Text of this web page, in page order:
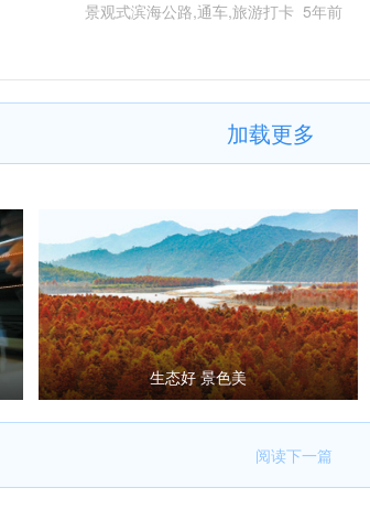
景观式滨海公路,通车,旅游打卡 5年前
加载更多
生态好 景色美